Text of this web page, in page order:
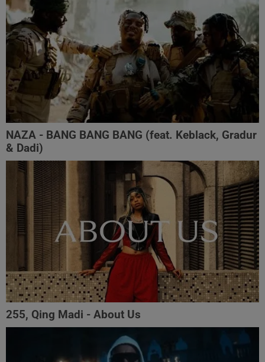
NAZA - BANG BANG BANG (feat. Keblack, Gradur
& Dadi)
255, Qing Madi - About Us